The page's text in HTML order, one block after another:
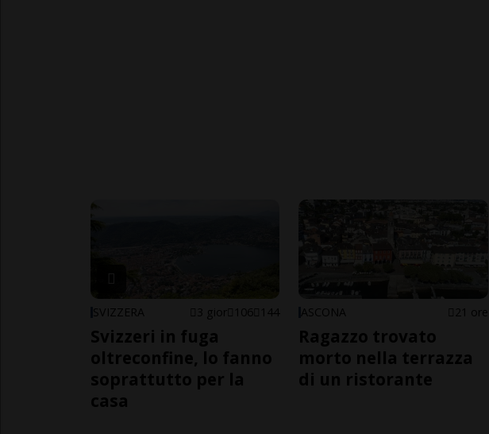
SVIZZERA 3 gior 106 144
Svizzeri in fuga
oltreconfine, lo fanno
soprattutto per la
casa
ASCONA 21 ore
Ragazzo trovato
morto nella terrazza
di un ristorante